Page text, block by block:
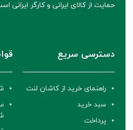
حمایت از کالای ایرانی و کارگر ایرانی
دسترسی سریع
راهنمای خرید از کاشان لنت
سبد خرید
پرداخت